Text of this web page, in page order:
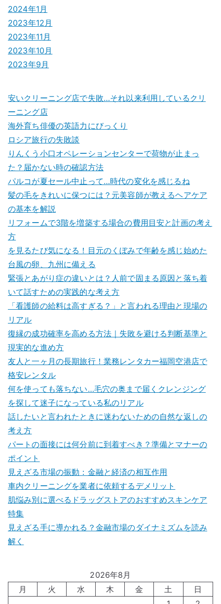
2024年1月
2023年12月
2023年11月
2023年10月
2023年9月
安いクリーニング店で失敗…それ以来利用しているクリ
ーニング店
海外育ち俳優の英語力にびっくり
ロシア旅行の失敗談
りんくう小口オペレーションセンターで荷物が止まっ
た？届かない時の確認方法
パルコが夏セール中止って…時代の変化を感じるね
髪の毛をきれいに保つには？元美容師が教えるヘアケア
の基本を解説
リフォームで3階を増築する場合の費用目安と計画の考え
方
を見るたび気になる！目元のくぼみで年齢を感じ始めた
台風の卵、九州に備える
緊張とあがり症の違いとは？人前で固まる原因と落ち着
いて話すための実践的な考え方
「看護師の給料は高すぎる？」と言われる理由と現場の
リアル
復縁の成功確率を高める方法｜失敗を避ける判断基準と
現実的な進め方
友人と一ヶ月の長期旅行！業務レンタカー福岡空港店で
格安レンタル
何を使っても落ちない…毛穴の奥まで届くクレンジング
を探して迷子になっている私のリアル
話したいと言われたときに迷わないための自然な返しの
考え方
パートの面接には何分前に到着すべき？準備とマナーの
ポイント
見えざる市場の振動：金融と経済の相互作用
車内クリーニングを業者に依頼するデメリット
肌悩み別に選べるドラッグストアのおすすめスキンケア
特集
見えざる手に導かれる？金融市場のダイナミズムを読み
解く
2026年8月
月
火 水 木 金 土
日